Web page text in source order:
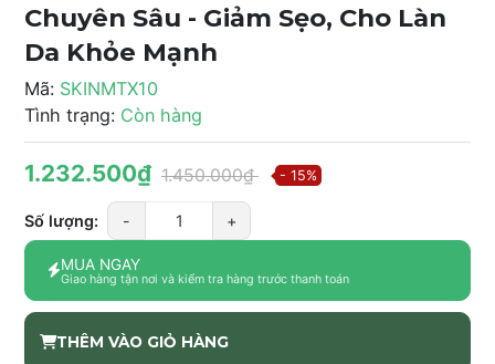
Chuyên Sâu - Giảm Sẹo, Cho Làn
Da Khỏe Mạnh
Mã: SKINMTX10
Tình trạng: Còn hàng
1.232.500₫ 1.450.000₫ - 15%
Số lượng: - +
MUA NGAY
Giao hàng tận nơi và kiểm tra hàng trước thanh toán
THÊM VÀO GIỎ HÀNG